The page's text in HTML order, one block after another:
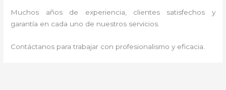
Muchos años de experiencia, clientes satisfechos y
garantía en cada uno de nuestros servicios.
Contáctanos para trabajar con profesionalismo y eficacia.